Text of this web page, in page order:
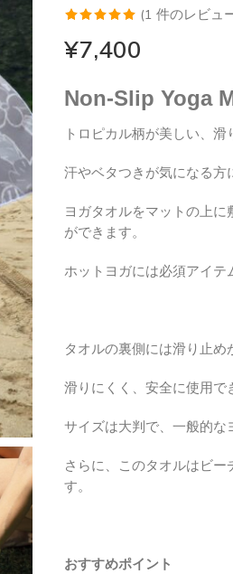
評価に基づ
価のうち、
(1 件のレビュ
¥7,400
Non-Slip Yoga
トロピカル柄が美しい、滑
汗やベタつきが気になる方
ヨガタオルをマットの上
ができます。
ホットヨガには必須アイテ
タオルの裏側には滑り止め
滑りにくく、安全に使用で
サイズは大判で、一般的な
さらに、このタオルはビ
す。
おすすめポイント